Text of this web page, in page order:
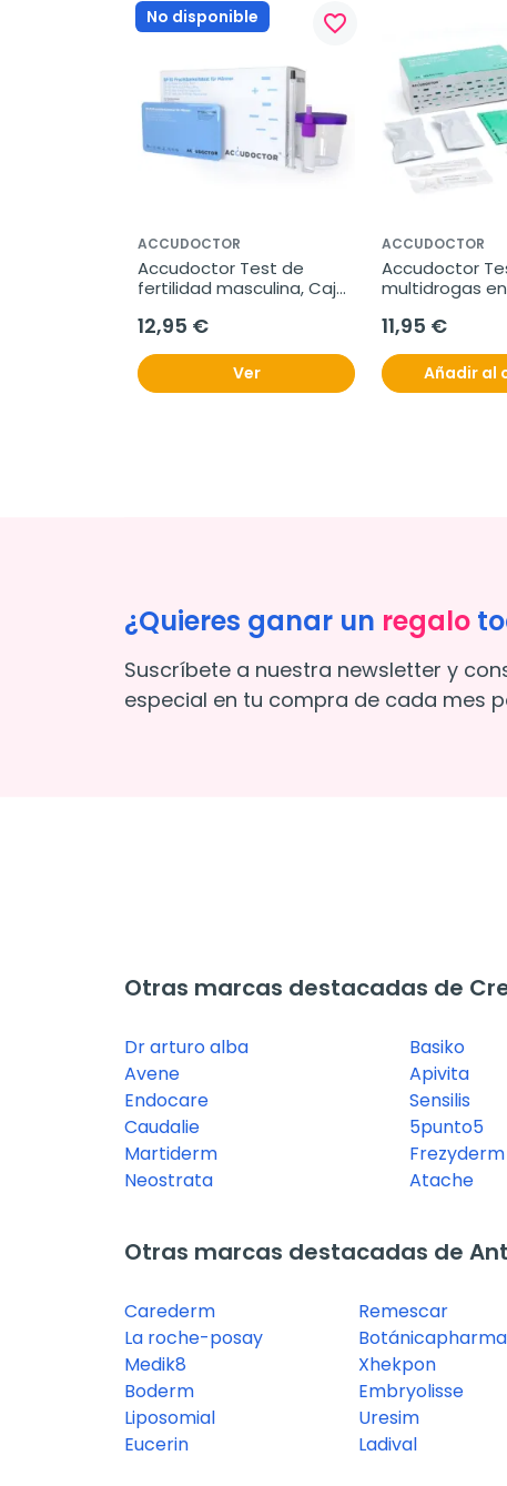
No disponible favorite_border
ACCUDOCTOR
Accudoctor Test de
fertilidad masculina, Caja
12,95 €
Ver
ACCUDOCTOR
Accudoctor
multidrogas
pruebas
11,95 €
Añadir al
¿Quieres ganar un regalo
Suscríbete a nuestra newsletter y
especial en tu compra de cada mes
Otras marcas destacadas de
Dr arturo alba
Avene
Endocare
Caudalie
Martiderm
Neostrata
Basiko
Apivita
Sensilis
5punto5
Frezyderm
Atache
Otras marcas destacadas de
Carederm
La roche-posay
Medik8
Boderm
Liposomial
Eucerin
Remescar
Botánicapharma
Xhekpon
Embryolisse
Uresim
Ladival